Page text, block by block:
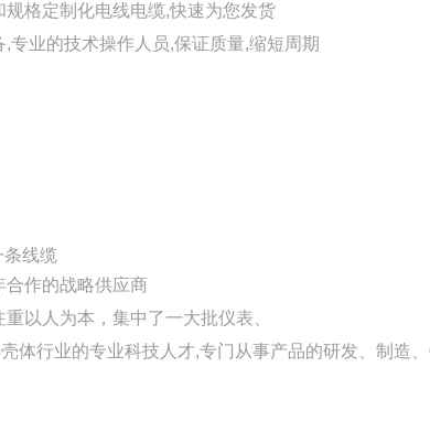
规格定制化电线电缆,快速为您发货
,专业的技术操作人员,保证质量,缩短周期
条线缆
合作的战略供应商
以人为本，集中了一大批仪表、
体行业的专业科技人才,专门从事产品的研发、制造